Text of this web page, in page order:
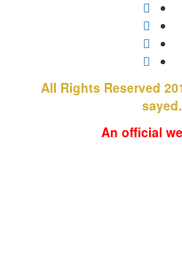
(An official